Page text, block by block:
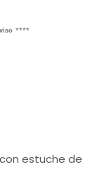
****
estuche de